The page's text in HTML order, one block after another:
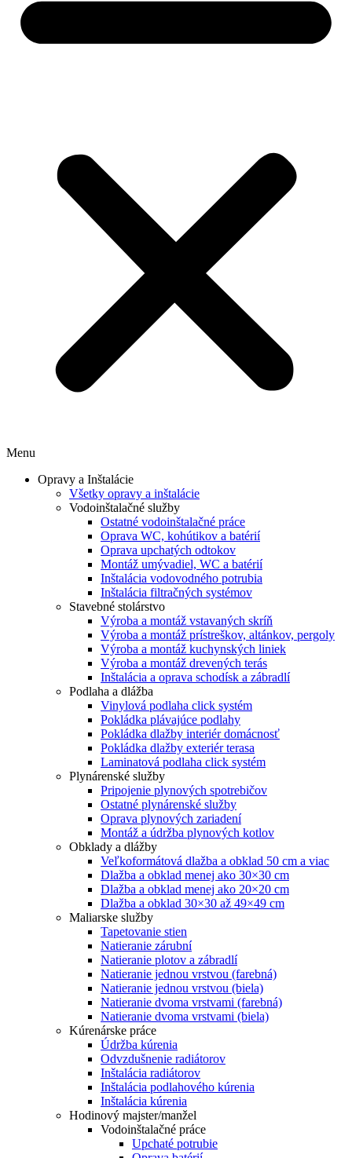
Menu
Opravy a Inštalácie
Všetky opravy a inštalácie
Vodoinštalačné služby
Ostatné vodoinštalačné práce
Oprava WC, kohútikov a batérií
Oprava upchatých odtokov
Montáž umývadiel, WC a batérií
Inštalácia vodovodného potrubia
Inštalácia filtračných systémov
Stavebné stolárstvo
Výroba a montáž vstavaných skríň
Výroba a montáž prístreškov, altánkov, pergoly
Výroba a montáž kuchynských liniek
Výroba a montáž drevených terás
Inštalácia a oprava schodísk a zábradlí
Podlaha a dlážba
Vinylová podlaha click systém
Pokládka plávajúce podlahy
Pokládka dlažby interiér domácnosť
Pokládka dlažby exteriér terasa
Laminatová podlaha click systém
Plynárenské služby
Pripojenie plynových spotrebičov
Ostatné plynárenské služby
Oprava plynových zariadení
Montáž a údržba plynových kotlov
Obklady a dlážby
Veľkoformátová dlažba a obklad 50 cm a viac
Dlažba a obklad menej ako 30×30 cm
Dlažba a obklad menej ako 20×20 cm
Dlažba a obklad 30×30 až 49×49 cm
Maliarske služby
Tapetovanie stien
Natieranie zárubní
Natieranie plotov a zábradlí
Natieranie jednou vrstvou (farebná)
Natieranie jednou vrstvou (biela)
Natieranie dvoma vrstvami (farebná)
Natieranie dvoma vrstvami (biela)
Kúrenárske práce
Údržba kúrenia
Odvzdušnenie radiátorov
Inštalácia radiátorov
Inštalácia podlahového kúrenia
Inštalácia kúrenia
Hodinový majster/manžel
Vodoinštalačné práce
Upchaté potrubie